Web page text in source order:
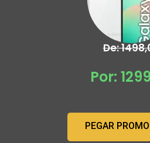
De:
Por:
PEGAR